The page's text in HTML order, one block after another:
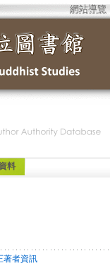
網站導覽
料
著者資訊